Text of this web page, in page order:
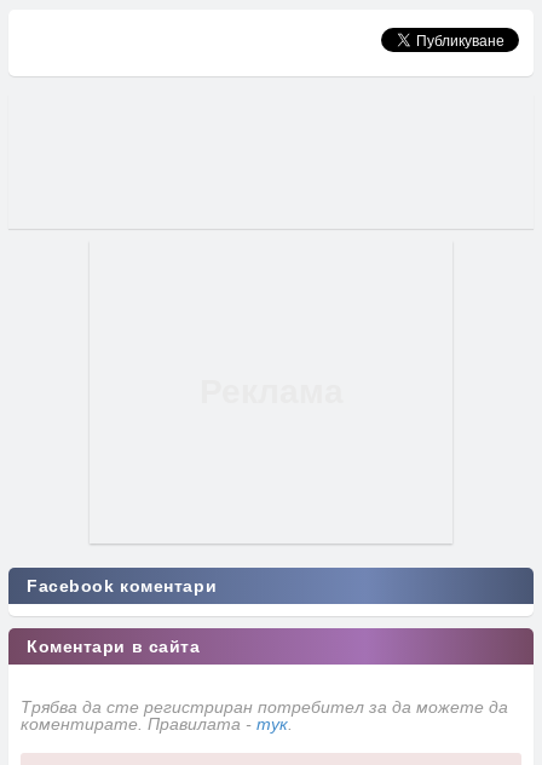
Facebook коментари
Коментари в сайта
Трябва да сте регистриран потребител за да можете да
коментирате. Правилата - тук